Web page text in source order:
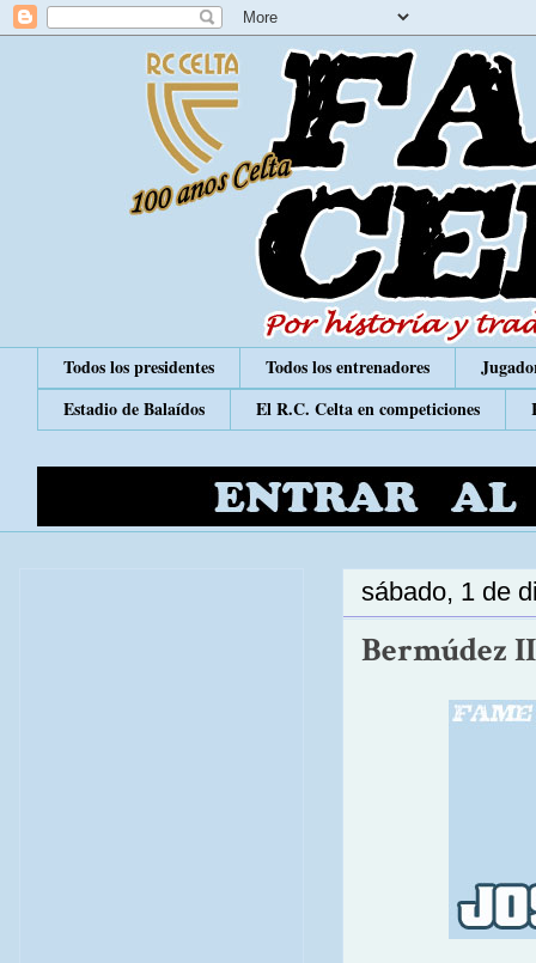
Todos los presidentes Todos los entrenadores
Estadio de Balaídos
El R.C. Celta en competiciones
sábado, 1 de
Bermúdez